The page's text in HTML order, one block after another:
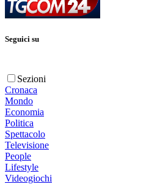
Seguici su
Sezioni
Cronaca
Mondo
Economia
Politica
Spettacolo
Televisione
People
Lifestyle
Videogiochi